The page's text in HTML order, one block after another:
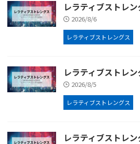
レラティブストレ
2026/8/6
レラティブストレングス
レラティブストレ
2026/8/5
レラティブストレングス
レラティブストレ